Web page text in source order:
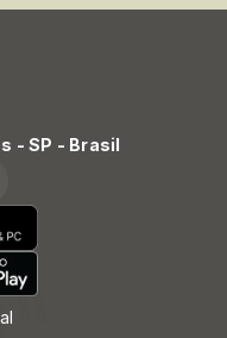
- SP - Brasil